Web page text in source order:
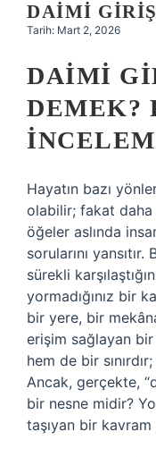
Hakkımızda
DAIMI
Tarih: Mart 2, 2026
DAIMI
DEMEK?
Hayatın bazı
olabilir; fakat
öğeler aslında
sorularını
sürekli
yormadığınız bir
bir yere, bir
erişim sağlayan
hem de bir
Ancak, gerçekte,
bir nesne midir?
taşıyan bir